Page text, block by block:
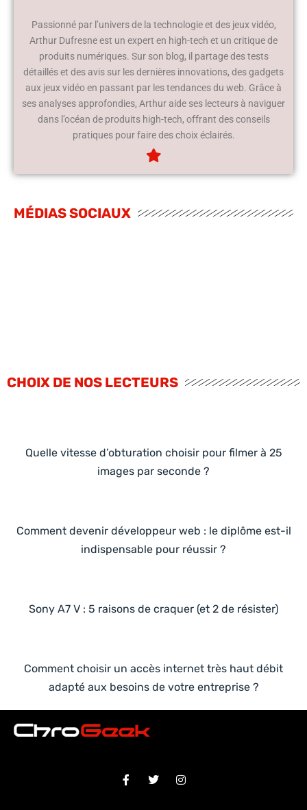
Passionné par l’univers de la technologie et des jeux vidéo,
Arthur Dufresne est un expert en high-tech et un critique de
produits numériques. Sur son blog, il partage des tests
détaillés et des avis sur les dernières innovations, des gadgets
aux jeux vidéo en passant par les tendances du web. Grâce à
ses analyses approfondies, Arthur aide ses lecteurs à naviguer
dans l’océan de produits high-tech, offrant des conseils
pratiques pour faire des choix éclairés.
MÉDIAS SOCIAUX
CHOIX DE NOS LECTEURS
Quelle vitesse d’obturation choisir pour filmer à 25
images par seconde ?
Comment devenir développeur web : le diplôme est-il
indispensable pour réussir ?
Sony A7 V : 5 raisons de craquer (et 2 de résister)
Comment choisir un accès internet très haut débit
adapté aux besoins de votre entreprise ?